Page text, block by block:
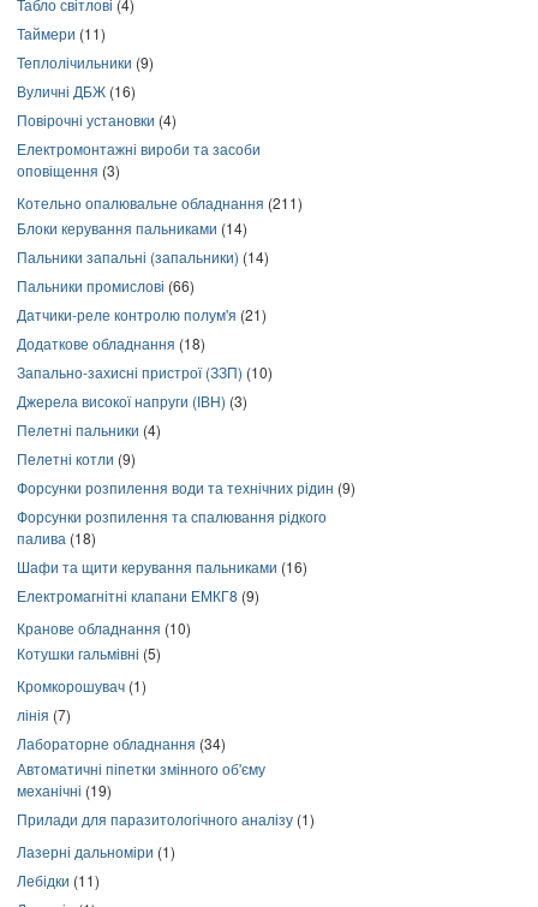
Табло світлові (4)
Таймери (11)
Теплолічильники (9)
Вуличні ДБЖ (16)
Повірочні установки (4)
Електромонтажні вироби та засоби
оповіщення (3)
Котельно опалювальне обладнання (211)
Блоки керування пальниками (14)
Пальники запальні (запальники) (14)
Пальники промислові (66)
Датчики-реле контролю полум'я (21)
Додаткове обладнання (18)
Запально-захисні пристрої (ЗЗП) (10)
Джерела високої напруги (ІВН) (3)
Пелетні пальники (4)
Пелетні котли (9)
Форсунки розпилення води та технічних рідин (9)
Форсунки розпилення та спалювання рідкого
палива (18)
Шафи та щити керування пальниками (16)
Електромагнітні клапани ЕМКГ8 (9)
Кранове обладнання (10)
Котушки гальмівні (5)
Кромкорошувач (1)
лінія (7)
Лабораторне обладнання (34)
Автоматичні піпетки змінного об'єму
механічні (19)
Прилади для паразитологічного аналізу (1)
Лазерні дальноміри (1)
Лебідки (11)